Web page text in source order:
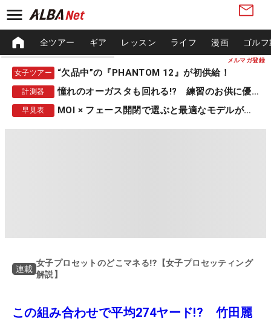
メルマガ登録
全ツアー ギア レッスン ライフ 漫画 ゴル
女子ツアー “欠品中”の『PHANTOM 12』が初供給！
計測器 憧れのオーガスタも回れる!? 練習のお供に優秀な一品
早見表 MOI × フェース開閉で選ぶと最適なモデルが見つかる
連載
女子プロセットのどこマネる⁉【女子プロセッティング
解説】
この組み合わせで平均274ヤード!? 竹田麗